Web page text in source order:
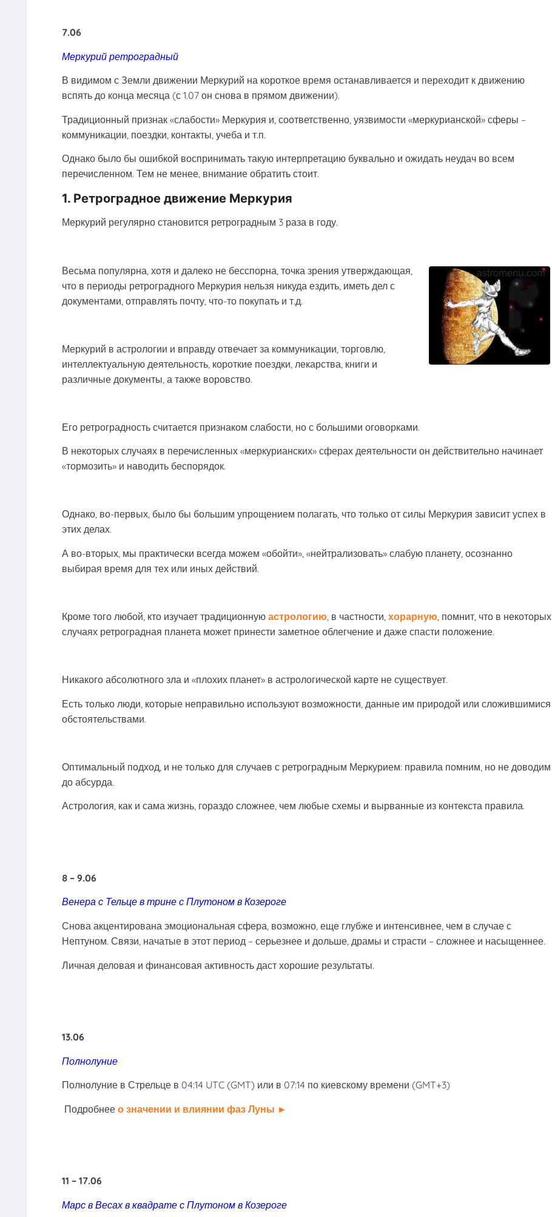
7.06
Меркурий ретроградный
В видимом с Земли движении Меркурий на короткое время останавливается и переходит к движению
вспять до конца месяца (с 1.07 он снова в прямом движении).
Традиционный признак «слабости» Меркурия и, соответственно, уязвимости «меркурианской» сферы –
коммуникации, поездки, контакты, учеба и т.п.
Однако было бы ошибкой воспринимать такую интерпретацию буквально и ожидать неудач во всем
перечисленном. Тем не менее, внимание обратить стоит.
1. Ретроградное движение Меркурия
Меркурий регулярно становится ретроградным 3 раза в году.
Весьма популярна, хотя и далеко не бесспорна, точка зрения утверждающая,
что в периоды ретроградного Меркурия нельзя никуда ездить, иметь дел с
документами, отправлять почту, что-то покупать и т.д.
Меркурий в астрологии и вправду отвечает за коммуникации, торговлю,
интеллектуальную деятельность, короткие поездки, лекарства, книги и
различные документы, а также воровство.
Его ретроградность считается признаком слабости, но с большими оговорками.
В некоторых случаях в перечисленных «меркурианских» сферах деятельности он действительно начинает
«тормозить» и наводить беспорядок.
Однако, во-первых, было бы большим упрощением полагать, что только от силы Меркурия зависит успех в
этих делах.
А во-вторых, мы практически всегда можем «обойти», «нейтрализовать» слабую планету, осознанно
выбирая время для тех или иных действий.
Кроме того любой, кто изучает традиционную астрологию , в частности, хорарную , помнит, что в некоторых
случаях ретроградная планета может принести заметное облегчение и даже спасти положение.
Никакого абсолютного зла и «плохих планет» в астрологической карте не существует.
Есть только люди, которые неправильно используют возможности, данные им природой или сложившимися
обстоятельствами.
Оптимальный подход, и не только для случаев с ретроградным Меркурием: правила помним, но не доводим
до абсурда.
Астрология, как и сама жизнь, гораздо сложнее, чем любые схемы и вырванные из контекста правила.
8 – 9.06
Венера с Тельце в трине с Плутоном в Козероге
Снова акцентирована эмоциональная сфера, возможно, еще глубже и интенсивнее, чем в случае с
Нептуном. Связи, начатые в этот период – серьезнее и дольше, драмы и страсти – сложнее и насыщеннее.
Личная деловая и финансовая активность даст хорошие результаты.
13.06
Полнолуние
Полнолуние в Стрельце в 04:14 UTC (GMT) или в 07:14 по киевскому времени (GMT+3)
Подробнее о значении и влиянии фаз Луны ►
11 – 17.06
Марс в Весах в квадрате с Плутоном в Козероге